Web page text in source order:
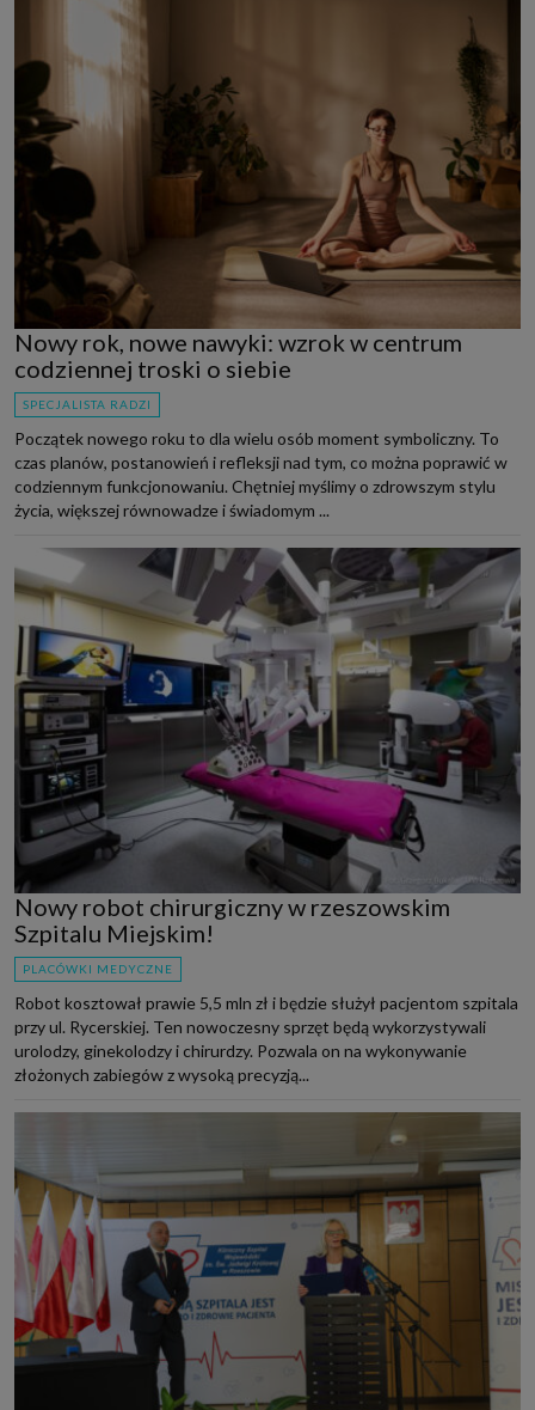
Nowy rok, nowe nawyki: wzrok w centrum
codziennej troski o siebie
SPECJALISTA RADZI
Początek nowego roku to dla wielu osób moment symboliczny. To
czas planów, postanowień i refleksji nad tym, co można poprawić w
codziennym funkcjonowaniu. Chętniej myślimy o zdrowszym stylu
życia, większej równowadze i świadomym ...
Nowy robot chirurgiczny w rzeszowskim
Szpitalu Miejskim!
PLACÓWKI MEDYCZNE
Robot kosztował prawie 5,5 mln zł i będzie służył pacjentom szpitala
przy ul. Rycerskiej. Ten nowoczesny sprzęt będą wykorzystywali
urolodzy, ginekolodzy i chirurdzy. Pozwala on na wykonywanie
złożonych zabiegów z wysoką precyzją...